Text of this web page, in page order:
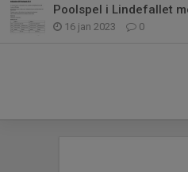
Poolspel i Lindefallet
16 jan 2023 0